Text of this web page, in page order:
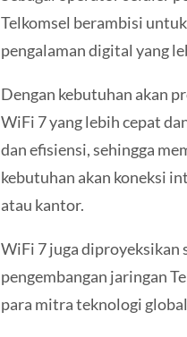
Telkomsel berambisi
pengalaman digital yang
Dengan kebutuhan akan
WiFi 7 yang lebih cepat
dan efisiensi, sehingga
kebutuhan akan koneksi
atau kantor.
WiFi 7 juga diproyeksikan
pengembangan jaringan
para mitra teknologi